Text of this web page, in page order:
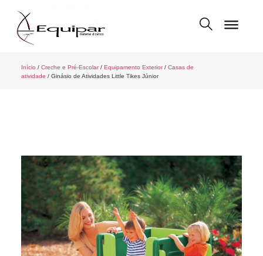
Início / Creche e Pré-Escolar/ Equipamento Exterior/ Casas de
atividade / Ginásio de Atividades Little Tikes Júnior